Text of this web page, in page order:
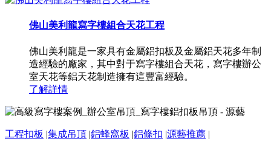
佛山美利龍寫字樓組合天花工程
佛山美利龍是一家具有金屬鋁扣板及金屬鋁天花多年制
造經驗的廠家，其中對于寫字樓組合天花，寫字樓辦公
室天花等鋁天花制造擁有這豐富經驗。
了解詳情
工程扣板 |集成吊頂 |鋁蜂窩板 |鋁條扣 |源藝推薦 |